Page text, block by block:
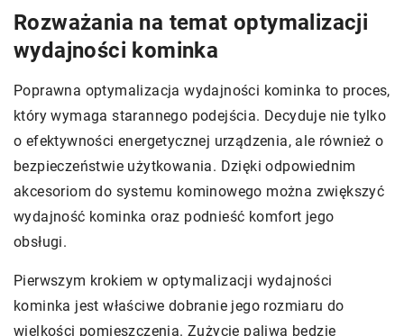
Rozważania na temat optymalizacji
wydajności kominka
Poprawna optymalizacja wydajności kominka to proces,
który wymaga starannego podejścia. Decyduje nie tylko
o efektywności energetycznej urządzenia, ale również o
bezpieczeństwie użytkowania. Dzięki odpowiednim
akcesoriom do systemu kominowego można zwiększyć
wydajność kominka oraz podnieść komfort jego
obsługi.
Pierwszym krokiem w optymalizacji wydajności
kominka jest właściwe dobranie jego rozmiaru do
wielkości pomieszczenia. Zużycie paliwa będzie